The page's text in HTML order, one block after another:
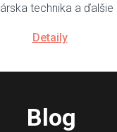
technika a ďalšie
Detaily
Blog